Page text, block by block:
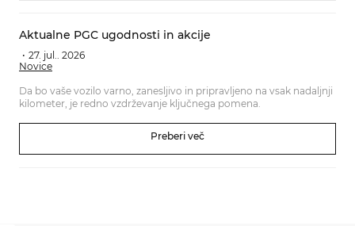
Aktualne PGC ugodnosti in akcije
Novice
27. jul.. 2026
Da bo vaše vozilo varno, zanesljivo in pripravljeno na vsak nadaljnji
kilometer, je redno vzdrževanje ključnega pomena.
Preberi več